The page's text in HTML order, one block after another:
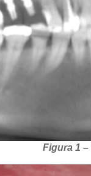
Figura 1 –